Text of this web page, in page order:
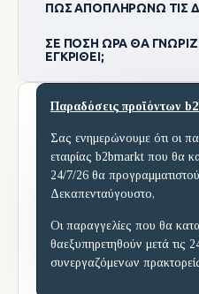
ΠΏΣ ΑΠΟΠΛΗΡΏΝΩ ΤΙΣ
ΣΕ ΠΌΣΗ ΏΡΑ ΘΑ
ΕΓΚΡΙΘΕΊ;
Παραδόσεις προϊόντων
Σας ενημερώνουμε ότι οι
εταιρίας b2bmarkt που θα
24/7/26 θα
Δεκαπενταύγουστο,
Οι παραγγελίες που θα
θαεξυπηρετηθούν μετά τις
συνεργαζόμενων